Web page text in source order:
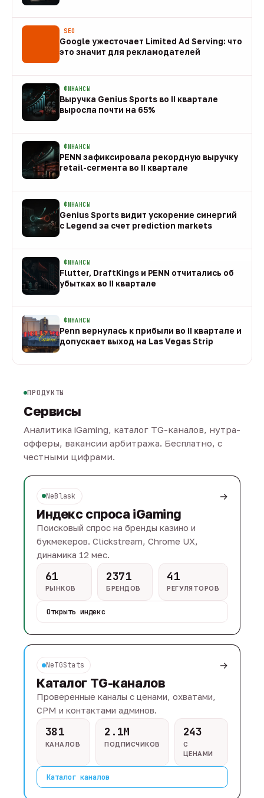
SEO
Google ужесточает Limited Ad Serving: что
это значит для рекламодателей
ФИНАНСЫ
Выручка Genius Sports во II квартале
выросла почти на 65%
ФИНАНСЫ
PENN зафиксировала рекордную выручку
retail-сегмента во II квартале
ФИНАНСЫ
Genius Sports видит ускорение синергий
с Legend за счет prediction markets
ФИНАНСЫ
Flutter, DraftKings и PENN отчитались об
убытках во II квартале
ФИНАНСЫ
Penn вернулась к прибыли во II квартале и
допускает выход на Las Vegas Strip
ПРОДУКТЫ
Сервисы
Аналитика iGaming, каталог TG-каналов, нутра-
офферы, вакансии арбитража. Бесплатно, с
честными цифрами.
NeBlask →
Индекс спроса iGaming
Поисковый спрос на бренды казино и
букмекеров. Clickstream, Chrome UX,
динамика 12 мес.
61
РЫНКОВ
2371
БРЕНДОВ
41
РЕГУЛЯТОРОВ
Открыть индекс
NeTGStats →
Каталог TG-каналов
Проверенные каналы с ценами, охватами,
CPM и контактами админов.
381
КАНАЛОВ
2.1M
ПОДПИСЧИКОВ
243
С
ЦЕНАМИ
Каталог каналов